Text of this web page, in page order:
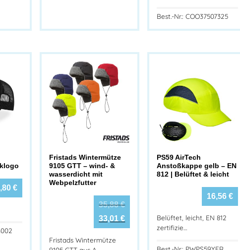
Best.-Nr.: COO37507325
€
Fristads Wintermütze
9105 GTT – wind- &
wasserdicht mit
Webpelzfutter
35,88€
33,01€
Fristads Wintermütze
PS59 AirTech
Anstoßkappe gelb – EN
812 | Belüftet & leicht
16,56 €
Belüftet, leicht, EN 812
zertifizie…